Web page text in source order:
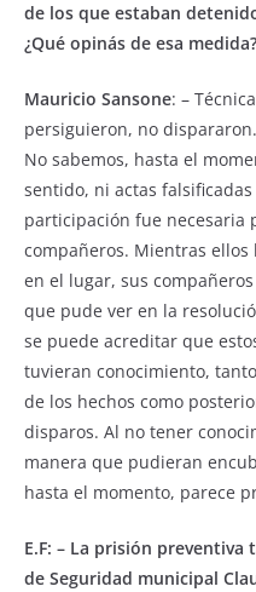
de los que estaban
¿Qué opinás de esa medida?
Mauricio Sansone: –
persiguieron, no
No sabemos, hasta el
sentido, ni actas
participación fue necesaria
compañeros. Mientras
en el lugar, sus
que pude ver en la
se puede acreditar que
tuvieran conocimiento,
de los hechos como
disparos. Al no tener
manera que pudieran
hasta el momento, parece
E.F: – La prisión
de Seguridad municipal